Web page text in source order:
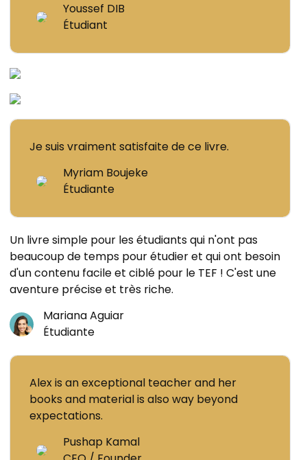
Youssef DIB
Étudiant
Je suis vraiment satisfaite de ce livre.
Myriam Boujeke
Étudiante
Un livre simple pour les étudiants qui n'ont pas
beaucoup de temps pour étudier et qui ont besoin
d'un contenu facile et ciblé pour le TEF ! C'est une
aventure précise et très riche.
Mariana Aguiar
Étudiante
Alex is an exceptional teacher and her
books and material is also way beyond
expectations.
Pushap Kamal